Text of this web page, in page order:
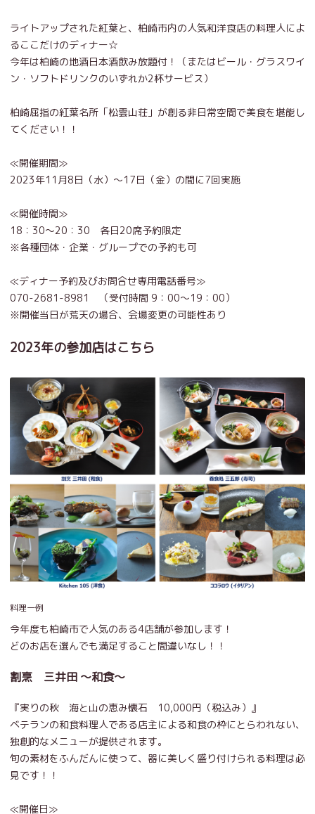
ライトアップされた紅葉と、柏崎市内の人気和洋食店の料理人によ
るここだけのディナー☆
今年は柏崎の地酒日本酒飲み放題付！（またはビール・グラスワイ
ン・ソフトドリンクのいずれか2杯サービス）
柏崎屈指の紅葉名所「松雲山荘」が創る非日常空間で美食を堪能し
てください！！
≪開催期間≫
2023年11月8日（水）～17日（金）の間に7回実施
≪開催時間≫
18：30～20：30 各日20席予約限定
※各種団体・企業・グループでの予約も可
≪ディナー予約及びお問合せ専用電話番号≫
070-2681-8981 （受付時間 9：00～19：00）
※開催当日が荒天の場合、会場変更の可能性あり
2023年の参加店はこちら
料理一例
今年度も柏崎市で人気のある4店舗が参加します！
どのお店を選んでも満足すること間違いなし！！
割烹 三井田 ～和食～
『実りの秋 海と山の恵み懐石 10,000円（税込み）』
ベテランの和食料理人である店主による和食の枠にとらわれない、
独創的なメニューが提供されます。
旬の素材をふんだんに使って、器に美しく盛り付けられる料理は必
見です！！
≪開催日≫